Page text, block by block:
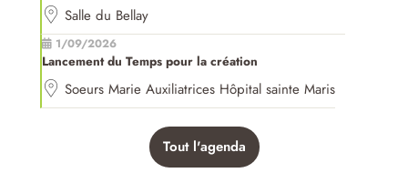
Salle du Bellay
1/09/2026
Lancement du Temps pour la création
Soeurs Marie Auxiliatrices Hôpital sainte Maris
Tout l'agenda